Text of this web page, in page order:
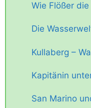
Wie Flößer
Die
Kullaberg –
Kapitänin
San Marino